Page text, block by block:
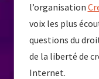
l’organisation
voix les plus
questions du
de la liberté de
Internet.